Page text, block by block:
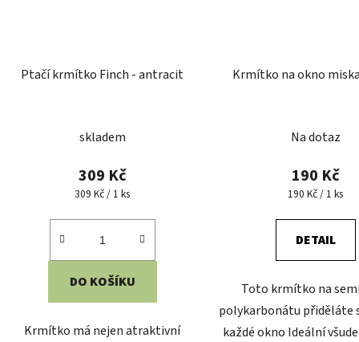
Ptačí krmítko Finch - antracit
skladem
309 Kč
Měrná
309 Kč / 1 ks
DO KOŠÍKU
Krmítko má nejen atraktivní
Krmítko na okno
Na dotaz
190 Kč
Měrná
190 Kč / 1 ks
DETAIL
Toto krmítko na
polykarbonátu přiděláte
každé okno Ideální